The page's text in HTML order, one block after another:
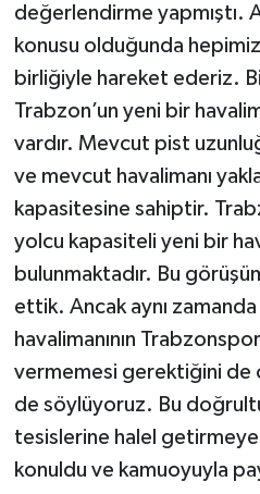
değerlendirme yapmıştı.
konusu olduğunda
birliğiyle hareket ederiz.
Trabzon’un yeni bir
vardır. Mevcut pist
ve mevcut havalimanı
kapasitesine sahiptir.
yolcu kapasiteli yeni bir
bulunmaktadır. Bu
ettik. Ancak aynı zamanda
havalimanının
vermemesi gerektiğini de
de söylüyoruz. Bu
tesislerine halel
konuldu ve kamuoyuyla